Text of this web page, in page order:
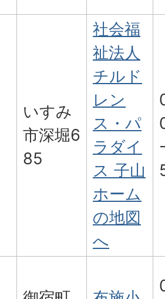
いすみ
市深堀6
85
社会福
祉法人
チルド
レン
ス・パ
ラダイ
ス 子山
ホーム
の地図
へ